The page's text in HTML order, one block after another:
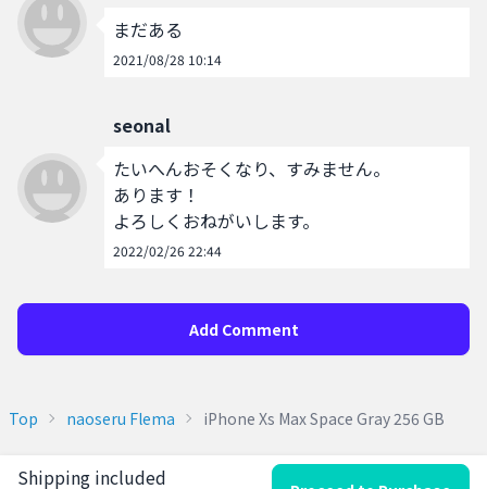
まだある
2021/08/28 10:14
seonal
たいへんおそくなり、すみません。
あります！
よろしくおねがいします。
2022/02/26 22:44
Add Comment
Top naoseru Flema iPhone Xs Max Space Gray 256 GB
Shipping included